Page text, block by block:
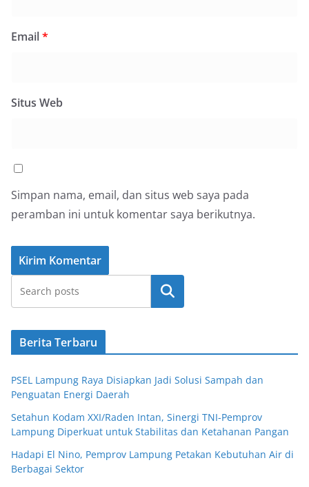
Email*
Situs Web
Simpan nama, email, dan situs web saya pada
peramban ini untuk komentar saya berikutnya.
Cari
Berita Terbaru
PSEL Lampung Raya Disiapkan Jadi Solusi Sampah dan
Penguatan Energi Daerah
Setahun Kodam XXI/Raden Intan, Sinergi TNI-Pemprov
Lampung Diperkuat untuk Stabilitas dan Ketahanan Pangan
Hadapi El Nino, Pemprov Lampung Petakan Kebutuhan Air di
Berbagai Sektor